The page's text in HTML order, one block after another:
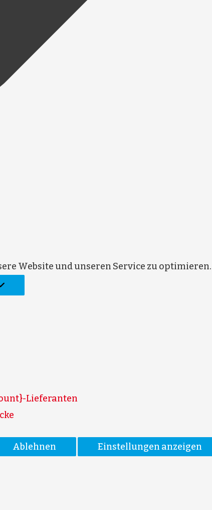
Website und unseren Service zu optimieren.
Lieferanten
Ablehnen Einstellungen anzeigen